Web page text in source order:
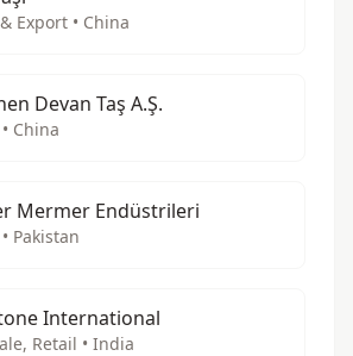
Export • China
Devan Taş A.Ş.
China
Mermer Endüstrileri
Pakistan
International
Retail • India